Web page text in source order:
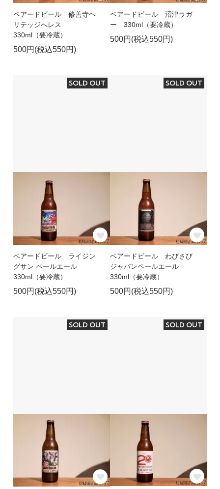
ベアードビール 修善寺ヘ
リテッジへレス
330ml（要冷蔵）
500円(税込550円)
ベアードビール 沼津ラガ
ー 330ml（要冷蔵）
500円(税込550円)
SOLD OUT
ベアードビール ライジン
グサン ペールエール
330ml（要冷蔵）
500円(税込550円)
SOLD OUT
ベアードビール わびさび
ジャパンペールエール
330ml（要冷蔵）
500円(税込550円)
SOLD OUT SOLD OUT